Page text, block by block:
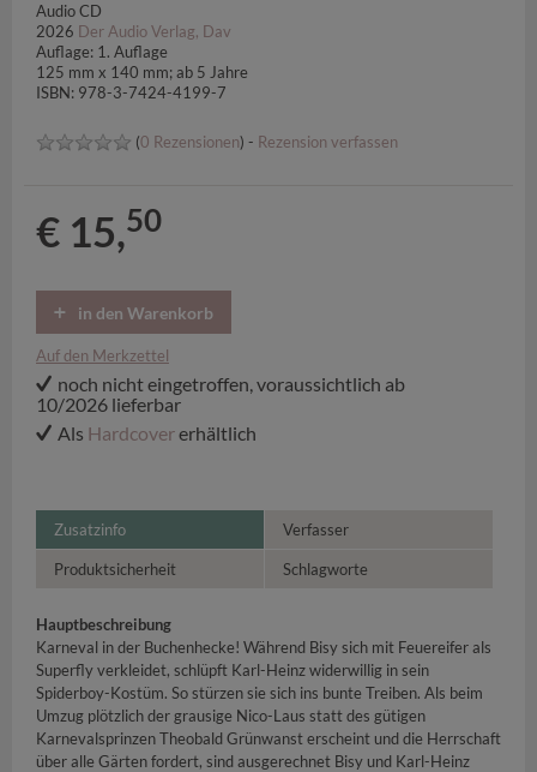
Audio CD
2026 Der Audio Verlag, Dav
Auflage: 1. Auflage
125 mm x 140 mm; ab 5 Jahre
ISBN: 978-3-7424-4199-7
(0 Rezensionen) - Rezension verfassen
€ 15,50
in den Warenkorb
Auf den Merkzettel
noch nicht eingetroffen, voraussichtlich ab
10/2026 lieferbar
Als Hardcovererhältlich
Zusatzinfo Verfasser
Produktsicherheit Schlagworte
Hauptbeschreibung
Karneval in der Buchenhecke! Während Bisy sich mit Feuereifer als
Superfly verkleidet, schlüpft Karl-Heinz widerwillig in sein
Spiderboy-Kostüm. So stürzen sie sich ins bunte Treiben. Als beim
Umzug plötzlich der grausige Nico-Laus statt des gütigen
Karnevalsprinzen Theobald Grünwanst erscheint und die Herrschaft
über alle Gärten fordert, sind ausgerechnet Bisy und Karl-Heinz